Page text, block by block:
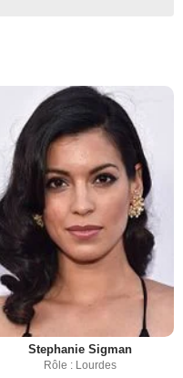
Stephanie Sigman
Rôle : Lourdes